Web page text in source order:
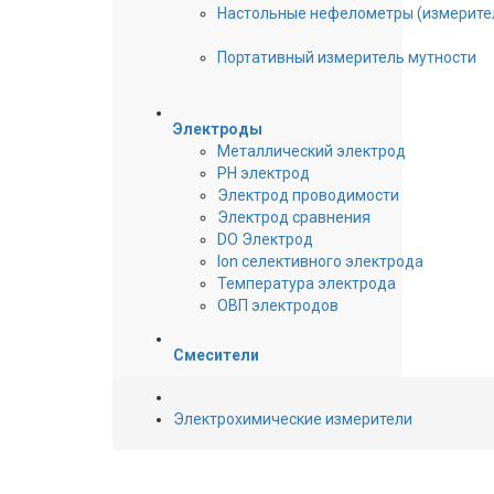
Настольные нефелометры
Портативный измеритель мутности
Электроды
Металлический электрод
PH электрод
Электрод проводимости
Электрод сравнения
DO Электрод
Ion селективного электрода
Температура электрода
ОВП электродов
Смесители
Электрохимические измерители